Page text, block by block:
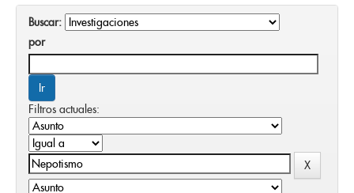
Buscar:
por
Filtros actuales: